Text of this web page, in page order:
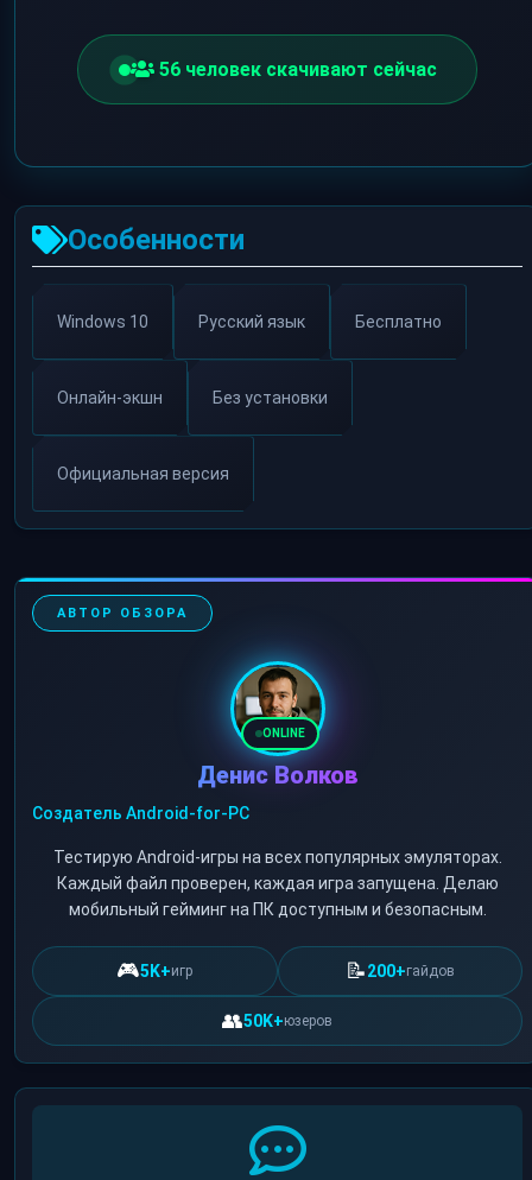
52человек скачивают сейчас
Особенности
Windows 10 Русский язык Бесплатно
Онлайн-экшн Без установки
Официальная версия
АВТОР ОБЗОРА
ONLINE
Денис Волков
Создатель Android-for-PC
Тестирую Android-игры на всех популярных эмуляторах.
Каждый файл проверен, каждая игра запущена. Делаю
мобильный гейминг на ПК доступным и безопасным.
🎮5K+игр 📝200+гайдов
👥50K+юзеров